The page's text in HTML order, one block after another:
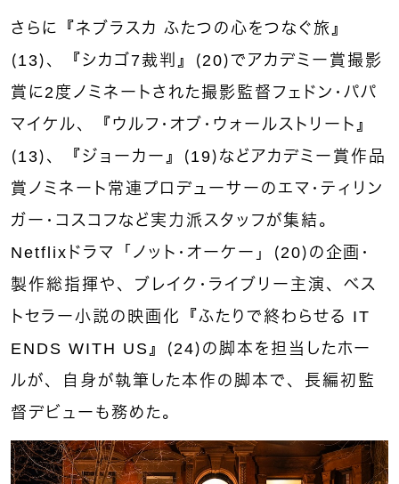
さらに『ネブラスカ ふたつの心をつなぐ旅』
（13）、『シカゴ7裁判』（20）でアカデミー賞撮影
賞に2度ノミネートされた撮影監督フェドン・パパ
マイケル、『ウルフ・オブ・ウォールストリート』
（13）、『ジョーカー』（19）などアカデミー賞作品
賞ノミネート常連プロデューサーのエマ・ティリン
ガー・コスコフなど実力派スタッフが集結。
Netflixドラマ「ノット・オーケー」（20）の企画・
製作総指揮や、ブレイク・ライブリー主演、ベス
トセラー小説の映画化『ふたりで終わらせる IT
ENDS WITH US』（24）の脚本を担当したホー
ルが、自身が執筆した本作の脚本で、長編初監
督デビューも務めた。